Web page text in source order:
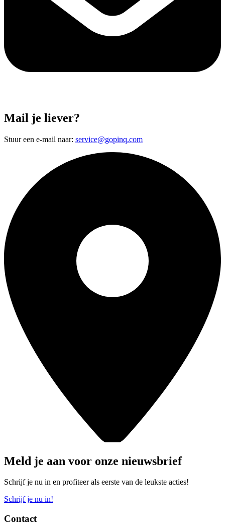
Mail je liever?
Stuur een e-mail naar: service@gopinq.com
Meld je aan voor onze nieuwsbrief
Schrijf je nu in en profiteer als eerste van de leukste acties!
Schrijf je nu in!
Contact